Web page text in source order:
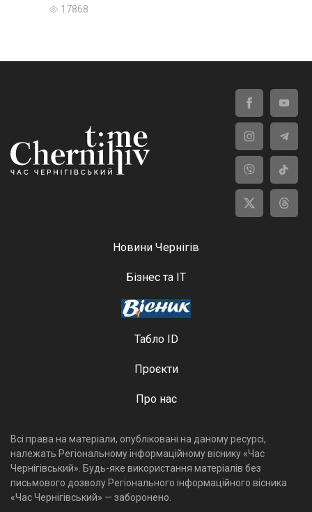
17868
Новини Чернігів
Бізнес та ІТ
Табло ID
Проєкти
Про нас
Всі права на матеріали, опубліковані на даному ресурсі,
належать Регіональному інформаційному віснику «Час
Чернігівський». Будь-яке використання матеріалів без
письмового дозволу Регіонального інформаційного вісника
«Час Чернігівський» — заборонено.